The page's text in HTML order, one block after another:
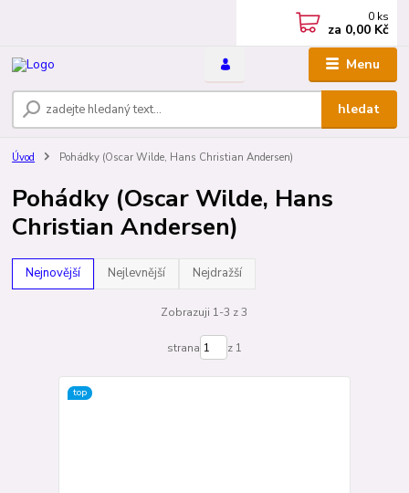
Menu
hledat
0 ks
za 0,00 Kč
Úvod Pohádky (Oscar Wilde, Hans Christian Andersen)
Pohádky (Oscar Wilde, Hans
Christian Andersen)
Nejnovější Nejlevnější Nejdražší
Zobrazuji 1-3 z 3
strana z 1
top